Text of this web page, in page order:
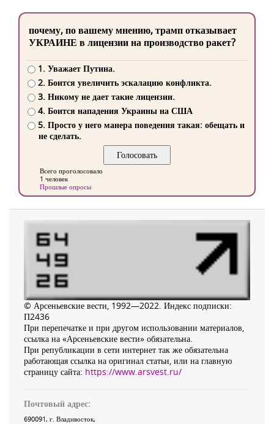
почему, по вашему мнению, трамп отказывает
УКРАИНЕ в лицензии на производство ракет?
1. Уважает Путина.
2. Боится увеличить эскалацию конфликта.
3. Никому не дает такие лицензии.
4. Боится нападения Украины на США
5. Просто у него манера поведения такая: обещать и
не сделать.
Всего проголосовало
1 человек
Прошлые опросы
© Арсеньевские вести, 1992—2022. Индекс подписки:
П2436
При перепечатке и при другом использовании материалов,
ссылка на «Арсеньевские вести» обязательна.
При републикации в сети интернет так же обязательна
работающая ссылка на оригинал статьи, или на главную
страницу сайта: https://www.arsvest.ru/
Почтовый адрес:
690091, г. Владивосток,